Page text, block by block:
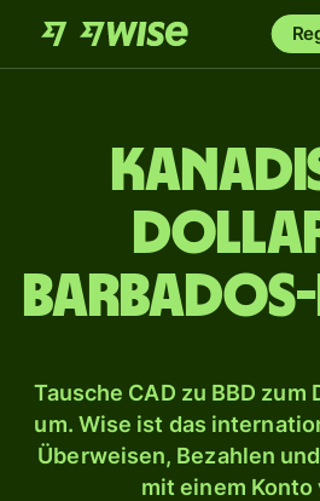
Tausche CAD zu BBD
um. Wise ist das
Überweisen, Bezahlen
mit einem Konto